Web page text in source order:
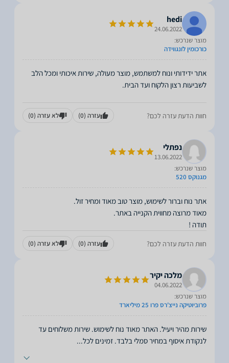
hedi
24.06.2022
מוצר שנרכש:
כורכומין לונגווידה
אתר ידידותי ונוח למשתמש, מוצר מעולה, שירות איכותי ומכל הלב
חוות הדעת עזרה לכם? עזרה (0) לא עזרה (0)
נפתלי
13.06.2022
מוצר שנרכש:
מגנוקס 520
תודה !
חוות הדעת עזרה לכם? עזרה (0) לא עזרה (0)
מלכה יקיר
04.06.2022
מוצר שנרכש:
פרוביוטיקה נייצ'רס פרו 25 מיליארד
שירות מהיר ויעיל. האתר מאוד נוח לשימוש. שירות משלוחים עד
לנקודת איסוף במחיר סמלי בלבד. זמינים לכל...